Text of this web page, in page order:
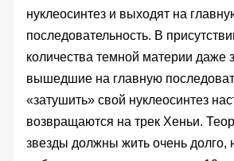
нуклеосинтез и выходят на
последовательность. В
количества темной материи даже
вышедшие на главную
«затушить» свой нуклеосинтез
возвращаются на трек Хеньи.
звезды должны жить очень долго,